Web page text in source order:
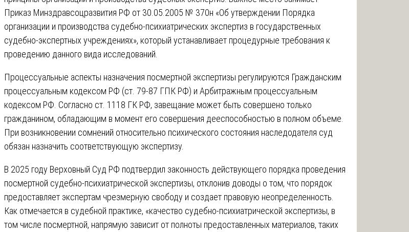
Приказ Минздравсоцразвития РФ от 30.05.2005 № 370н «Об утверждении Порядка
организации и производства судебно-психиатрических экспертиз в государственных
судебно-экспертных учреждениях», который устанавливает процедурные требования к
проведению данного вида исследований.
Процессуальные аспекты назначения посмертной экспертизы регулируются Гражданским
процессуальным кодексом РФ (ст. 79-87 ГПК РФ) и Арбитражным процессуальным
кодексом РФ. Согласно ст. 1118 ГК РФ, завещание может быть совершено только
гражданином, обладающим в момент его совершения дееспособностью в полном объеме.
При возникновении сомнений относительно психического состояния наследодателя суд
обязан назначить соответствующую экспертизу.
В 2025 году Верховный Суд РФ подтвердил законность действующего порядка проведения
посмертной судебно-психиатрической экспертизы, отклонив доводы о том, что порядок
предоставляет экспертам чрезмерную свободу и создает правовую неопределенность.
Как отмечается в судебной практике, «качество судебно-психиатрической экспертизы, в
том числе посмертной, напрямую зависит от полноты предоставленных материалов, таких